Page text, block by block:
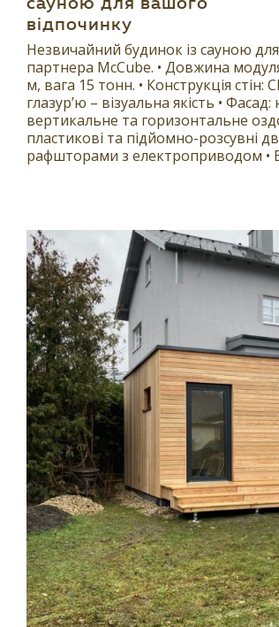
сауною для вашого
відпочинку
Незвичайний будинок із сауною
партнера McCube. • Довжина
м, вага 15 тонн. • Конструкція стін:
глазур’ю – візуальна якість •
вертикальне та горизонтальне
пластикові та підйомно-розсувні
рафшторами з електроприводом •